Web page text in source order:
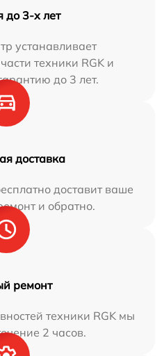
до 3-х лет
устанавливает
техники RGK и
до 3 лет.
доставка
доставит ваше
и обратно.
ремонт
техники RGK мы
2 часов.